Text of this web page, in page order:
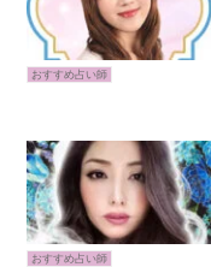
おすすめ占い師
おすすめ占い師